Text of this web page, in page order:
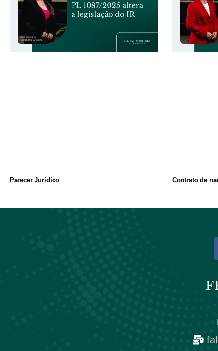
Parecer Jurídico Contrato de